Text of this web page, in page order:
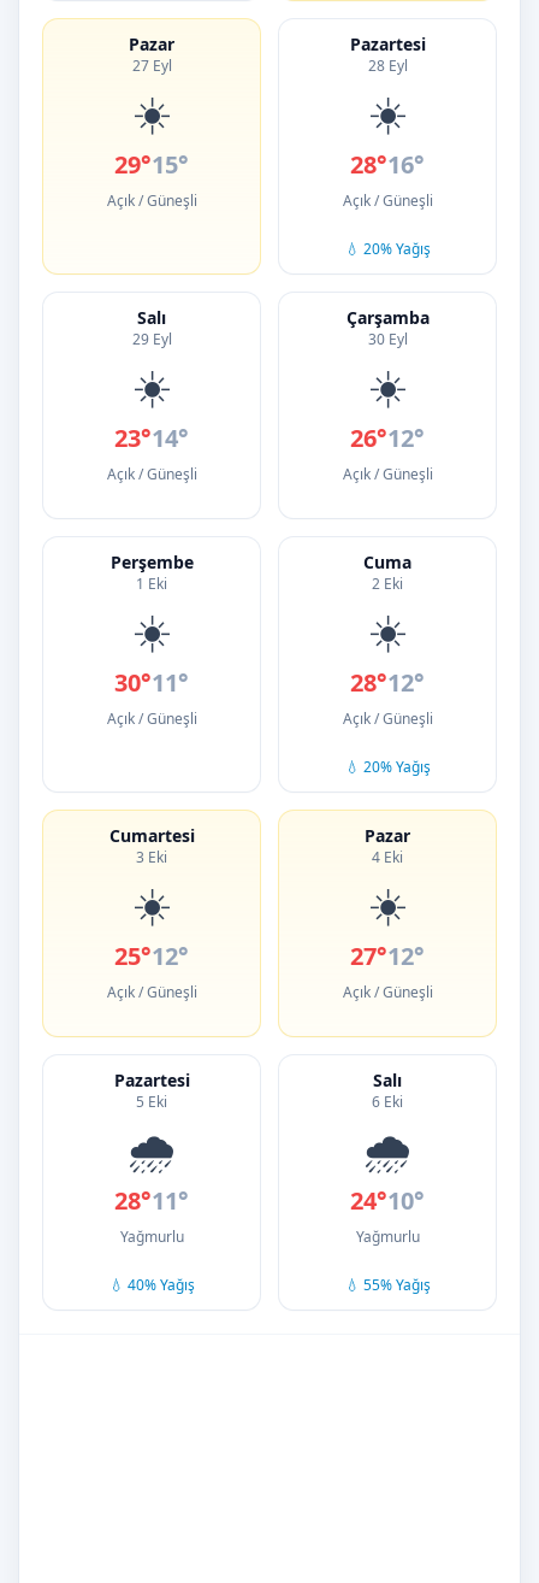
Pazar
27 Eyl
☀️
29°15°
Açık / Güneşli
Pazartesi
28 Eyl
☀️
28°16°
Açık / Güneşli
💧 20% Yağış
Salı
29 Eyl
☀️
23°14°
Açık / Güneşli
Çarşamba
30 Eyl
☀️
26°12°
Açık / Güneşli
Perşembe
1 Eki
☀️
30°11°
Açık / Güneşli
Cuma
2 Eki
☀️
28°12°
Açık / Güneşli
💧 20% Yağış
Cumartesi
3 Eki
☀️
25°12°
Açık / Güneşli
Pazar
4 Eki
☀️
27°12°
Açık / Güneşli
Pazartesi
5 Eki
🌧️
28°11°
Yağmurlu
💧 40% Yağış
Salı
6 Eki
🌧️
24°10°
Yağmurlu
💧 55% Yağış